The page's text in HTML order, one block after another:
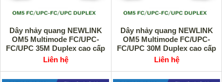
Dây nhảy quang NEWLINK
OM5 Multimode FC/UPC-
FC/UPC 35M Duplex cao cấp
Liên hệ
Dây nhảy quang NEWLINK
OM5 Multimode FC/UPC-
FC/UPC 30M Duplex cao cấp
Liên hệ